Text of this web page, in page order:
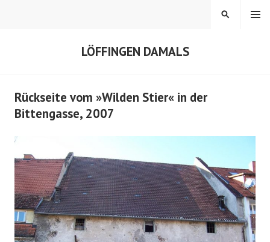
LÖFFINGEN DAMALS
MENÜ
SUCHEN
Rückseite vom »Wilden Stier« in der
Bittengasse, 2007